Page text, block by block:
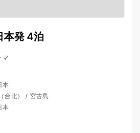
本発 4泊
本
台北） / 宮古島
本